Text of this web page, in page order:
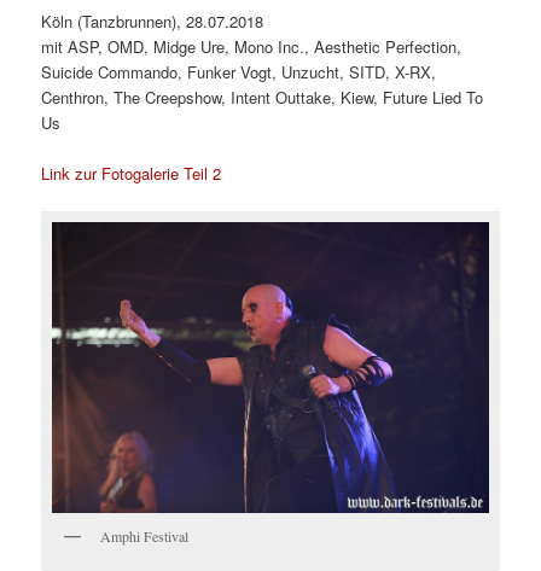
Köln (Tanzbrunnen), 28.07.2018
mit ASP, OMD, Midge Ure, Mono Inc., Aesthetic Perfection,
Suicide Commando, Funker Vogt, Unzucht, SITD, X-RX,
Centhron, The Creepshow, Intent Outtake, Kiew, Future Lied To
Us
Link zur Fotogalerie Teil 2
Amphi Festival